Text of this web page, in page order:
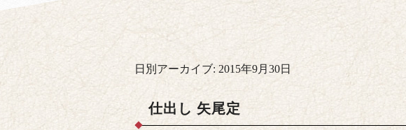
日別アーカイブ: 2015年9月30日
仕出し 矢尾定